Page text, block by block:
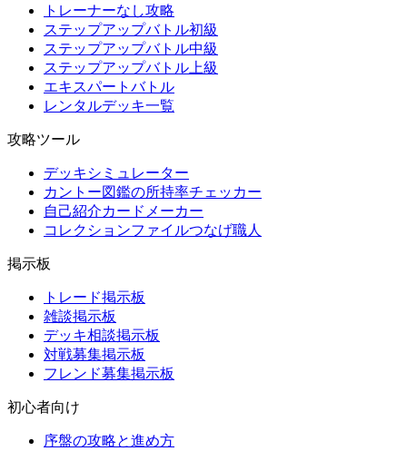
トレーナーなし攻略
ステップアップバトル初級
ステップアップバトル中級
ステップアップバトル上級
エキスパートバトル
レンタルデッキ一覧
攻略ツール
デッキシミュレーター
カントー図鑑の所持率チェッカー
自己紹介カードメーカー
コレクションファイルつなげ職人
掲示板
トレード掲示板
雑談掲示板
デッキ相談掲示板
対戦募集掲示板
フレンド募集掲示板
初心者向け
序盤の攻略と進め方